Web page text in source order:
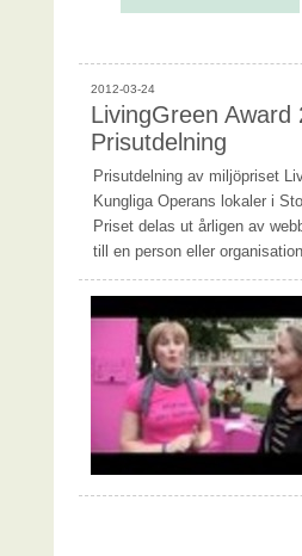
2012-03-24
LivingGreen Award
Prisutdelning
Prisutdelning av miljöpriset
Kungliga Operans lokaler i
Priset delas ut årligen av
till en person eller